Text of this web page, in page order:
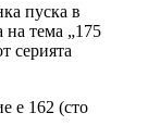
пуска в
на тема „175
серията
е 162 (сто